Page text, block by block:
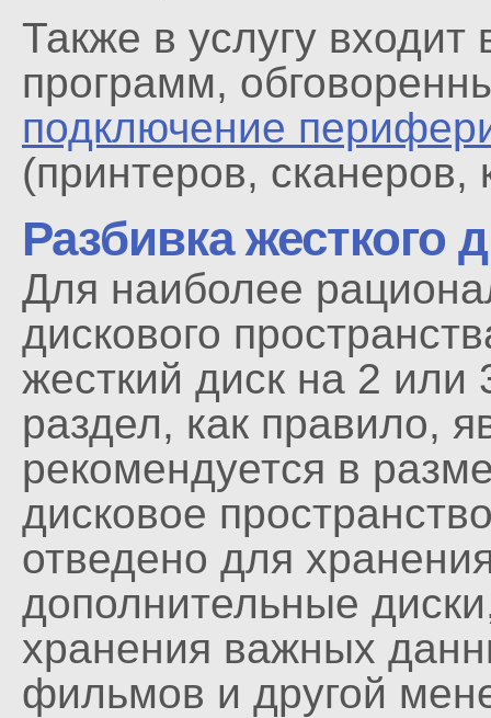
Также в услугу входит
программ,
подключение
(принтеров, сканеров,
Разбивка жесткого
Для наиболее
дискового
жесткий диск на 2
раздел, как правило,
рекомендуется в
дисковое
отведено для
дополнительные
хранения важных
фильмов и другой